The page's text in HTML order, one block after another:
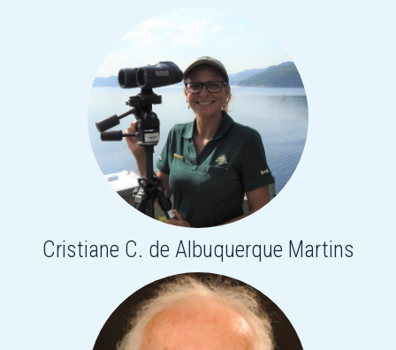
Cristiane C. de Albuquerque Martins